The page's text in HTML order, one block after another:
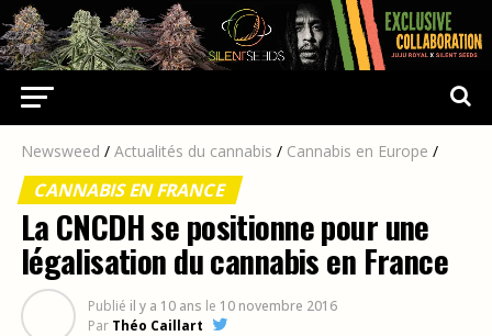
Newsweed / Actualités du cannabis / Cannabis en Europe /
CANNABIS EN FRANCE
La CNCDH se positionne pour une
légalisation du cannabis en France
Publié il y a 10 ans le 10 novembre 2016
Par Théo Caillart